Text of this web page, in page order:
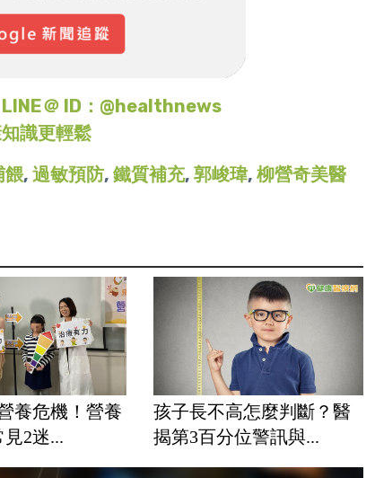
LINE＠ ID：@healthnews
識更輕鬆
餵, 過敏預防, 鐵質補充, 郭峻瑋, 柳營奇美醫
養危機！營養
2迷...
孩子長不高怎麼判斷？醫
揭第3百分位警訊與...